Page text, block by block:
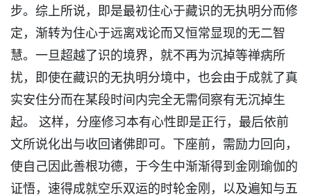
步。综上所说，即是最初住心于藏识的无执明分而修
定，渐转为住心于远离戏论而又恒常显现的无二智
慧。一旦超越了识的境界，就不再为沉掉等禅病所
扰，即使在藏识的无执明分境中，也会由于成就了真
实安住分而在某段时间内完全无需伺察有无沉掉生
起。 这样，分座修习本有心性即是正行，最后依前
文所说化出与收回诸佛即可。下座前，需励力回向，
使自己因此善根功德，于今生中渐渐得到金刚瑜伽的
证悟，速得成就空乐双运的时轮金刚，以及遍知与五